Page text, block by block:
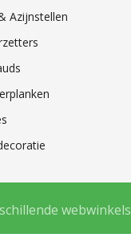
Azijnstellen
webwinkels